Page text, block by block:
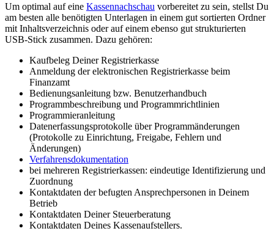
Um optimal auf eine Kassennachschau vorbereitet zu sein, stellst Du
am besten alle benötigten Unterlagen in einem gut sortierten Ordner
mit Inhaltsverzeichnis oder auf einem ebenso gut strukturierten
USB-Stick zusammen. Dazu gehören:
Kaufbeleg Deiner Registrierkasse
Anmeldung der elektronischen Registrierkasse beim
Finanzamt
Bedienungsanleitung bzw. Benutzerhandbuch
Programmbeschreibung und Programmrichtlinien
Programmieranleitung
Datenerfassungsprotokolle über Programmänderungen
(Protokolle zu Einrichtung, Freigabe, Fehlern und
Änderungen)
Verfahrensdokumentation
bei mehreren Registrierkassen: eindeutige Identifizierung und
Zuordnung
Kontaktdaten der befugten Ansprechpersonen in Deinem
Betrieb
Kontaktdaten Deiner Steuerberatung
Kontaktdaten Deines Kassenaufstellers.